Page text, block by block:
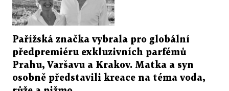
Pařížská značka vybrala pro globální
předpremiéru exkluzivních parfémů
Prahu, Varšavu a Krakov. Matka a syn
osobně představili kreace na téma voda,